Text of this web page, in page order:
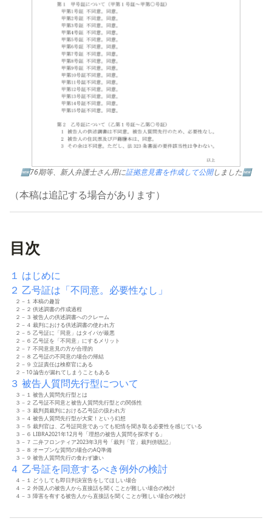
🆕76期等、新人弁護士さん用に証拠意見書を作成して公開しました🆕
（本稿は追記する場合があります）
目次
１ はじめに
２ 乙号証は「不同意。必要性なし」
２－１ 本稿の趣旨
２－２ 供述調書の作成過程
２－３ 被告人の供述調書へのクレーム
２－４ 裁判における供述調書の使われ方
２－５ 乙号証に「同意」はタイパが最悪
２－６ 乙号証を「不同意」にするメリット
２－７ 不同意意見の方が合理的
２－８ 乙号証の不同意の場合の帰結
２－９ 立証責任は検察官にある
２－10 論告が漏れてしまうこともある
３ 被告人質問先行型について
３－１ 被告人質問先行型とは
３－２ 乙号証不同意と被告人質問先行型との関係性
３－３ 裁判員裁判における乙号証の扱われ方
３－４ 被告人質問先行型が大変！という幻想
３－５ 裁判官は、乙号証同意であっても犯情を聞き取る必要性を感じている
３－６ LIBRA2021年12月号「理想の被告人質問を探求する」
３－７ 二弁フロンティア2023年3月号「裁判「官」裁判傍聴記」
３－８ オープンな質問の場合のAQ準備
３－９ 被告人質問先行の食わず嫌い
４ 乙号証を同意するべき例外の検討
４－１ どうしても即日判決宣告をしてほしい場合
４－２ 外国人の被告人から直接話を聞くことが難しい場合の検討
４－３ 障害を有する被告人から直接話を聞くことが難しい場合の検討